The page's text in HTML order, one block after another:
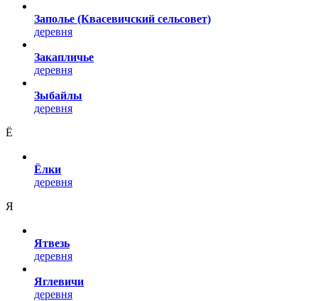
Заполье (Квасевичский сельсовет)
деревня
Закапличье
деревня
Зыбайлы
деревня
Ё
Ёлки
деревня
Я
Ятвезь
деревня
Яглевичи
деревня